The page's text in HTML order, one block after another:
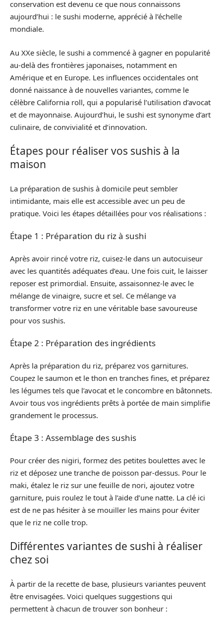
conservation est devenu ce que nous connaissons
aujourd’hui : le sushi moderne, apprécié à l’échelle
mondiale.
Au XXe siècle, le sushi a commencé à gagner en popularité
au-delà des frontières japonaises, notamment en
Amérique et en Europe. Les influences occidentales ont
donné naissance à de nouvelles variantes, comme le
célèbre California roll, qui a popularisé l’utilisation d’avocat
et de mayonnaise. Aujourd’hui, le sushi est synonyme d’art
culinaire, de convivialité et d’innovation.
Étapes pour réaliser vos sushis à la
maison
La préparation de sushis à domicile peut sembler
intimidante, mais elle est accessible avec un peu de
pratique. Voici les étapes détaillées pour vos réalisations :
Étape 1 : Préparation du riz à sushi
Après avoir rincé votre riz, cuisez-le dans un autocuiseur
avec les quantités adéquates d’eau. Une fois cuit, le laisser
reposer est primordial. Ensuite, assaisonnez-le avec le
mélange de vinaigre, sucre et sel. Ce mélange va
transformer votre riz en une véritable base savoureuse
pour vos sushis.
Étape 2 : Préparation des ingrédients
Après la préparation du riz, préparez vos garnitures.
Coupez le saumon et le thon en tranches fines, et préparez
les légumes tels que l’avocat et le concombre en bâtonnets.
Avoir tous vos ingrédients prêts à portée de main simplifie
grandement le processus.
Étape 3 : Assemblage des sushis
Pour créer des nigiri, formez des petites boulettes avec le
riz et déposez une tranche de poisson par-dessus. Pour le
maki, étalez le riz sur une feuille de nori, ajoutez votre
garniture, puis roulez le tout à l’aide d’une natte. La clé ici
est de ne pas hésiter à se mouiller les mains pour éviter
que le riz ne colle trop.
Différentes variantes de sushi à réaliser
chez soi
À partir de la recette de base, plusieurs variantes peuvent
être envisagées. Voici quelques suggestions qui
permettent à chacun de trouver son bonheur :